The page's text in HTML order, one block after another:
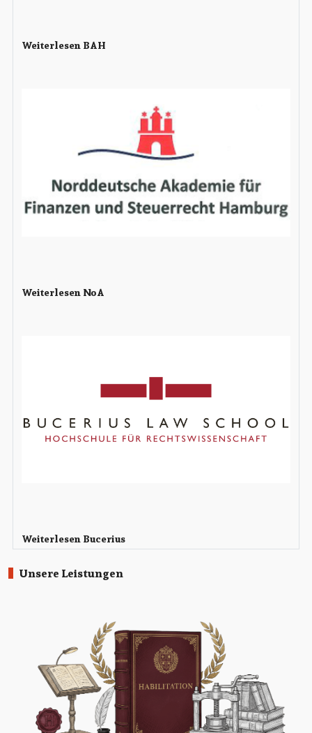
Weiterlesen BAH
Weiterlesen NoA
Weiterlesen Bucerius
Unsere Leistungen